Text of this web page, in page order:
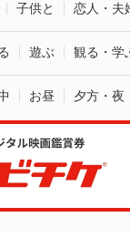
子供と 恋人・夫
遊ぶ 観る・学
お昼 夕方・夜